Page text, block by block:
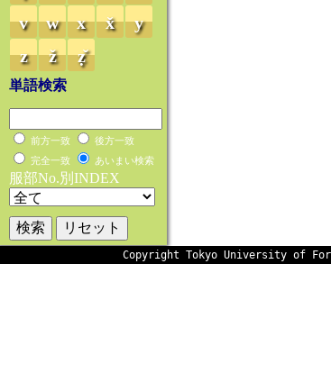
v
w x x̌
y
z
ž ẓ̌
単語検索
前方一致
後方一致
完全一致
あいまい検索
服部No.別INDEX
Copyright Tokyo University of